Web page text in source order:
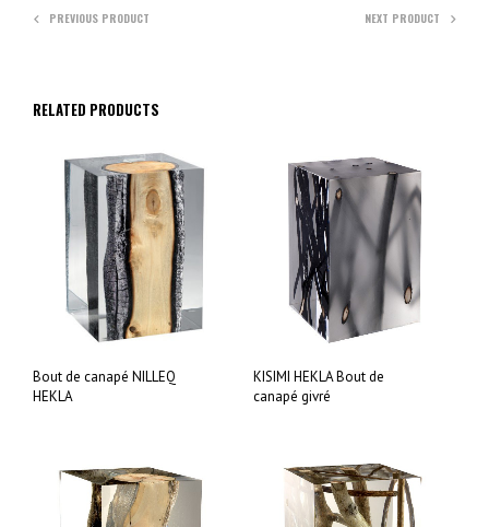
PREVIOUS PRODUCT NEXT PRODUCT
RELATED PRODUCTS
Bout de canapé NILLEQ
HEKLA
KISIMI HEKLA Bout de
canapé givré